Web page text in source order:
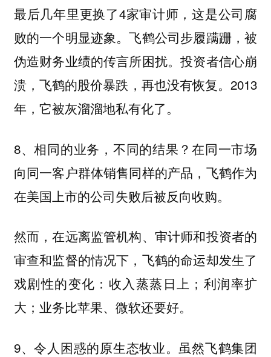
最后几年里更换了4家审计师，这是公司腐
败的一个明显迹象。飞鹤公司步履蹒跚，被
伪造财务业绩的传言所困扰。投资者信心崩
溃，飞鹤的股价暴跌，再也没有恢复。2013
年，它被灰溜溜地私有化了。
8、相同的业务，不同的结果？在同一市场
向同一客户群体销售同样的产品，飞鹤作为
在美国上市的公司失败后被反向收购。
然而，在远离监管机构、审计师和投资者的
审查和监督的情况下，飞鹤的命运却发生了
戏剧性的变化：收入蒸蒸日上；利润率扩
大；业务比苹果、微软还要好。
9、令人困惑的原生态牧业。虽然飞鹤集团